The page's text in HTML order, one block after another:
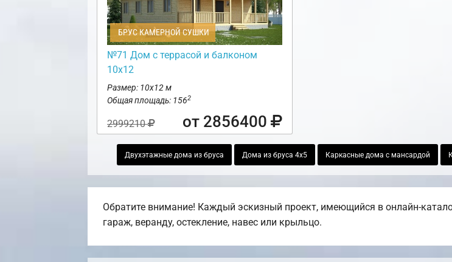
БРУС КАМЕРНОЙ СУШКИ
№71 Дом с террасой и балконом
10х12
Размер: 10х12 м
Общая площадь: 1562
2999210 от 2856400
Двухэтажные дома из бруса Дома из бруса 4х5 Каркасные дома с мансардой
Обратите внимание! Каждый эскизный проект, имеющийся в онлайн-
гараж, веранду, остекление, навес или крыльцо.